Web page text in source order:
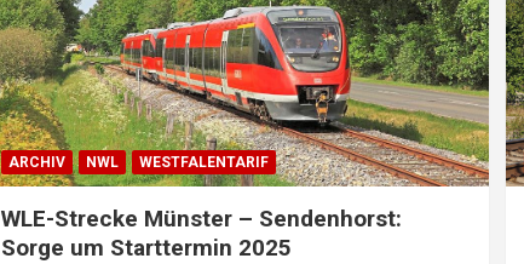
ARCHIV NWL WESTFALENTARIF
WLE-Strecke Münster – Sendenhorst:
Sorge um Starttermin 2025